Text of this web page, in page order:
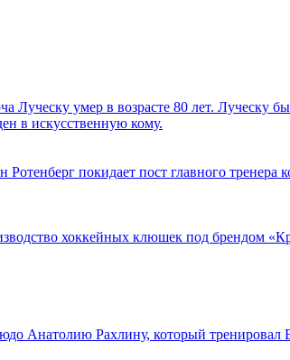
умер в возрасте 80 лет. Луческу
в искусственную кому.
покидает пост главного
хоккейных клюшек под брендом
Анатолию Рахлину, который